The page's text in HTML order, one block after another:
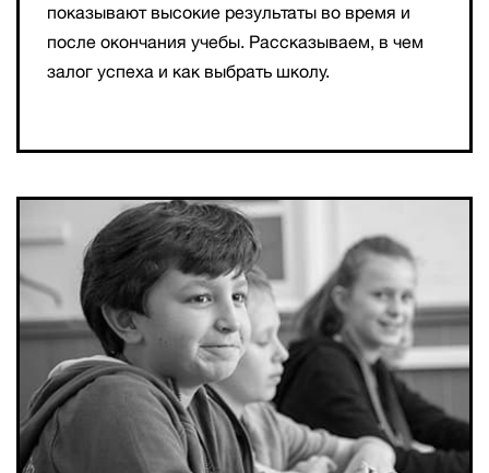
показывают высокие результаты во время и
после окончания учебы. Рассказываем, в чем
залог успеха и как выбрать школу.